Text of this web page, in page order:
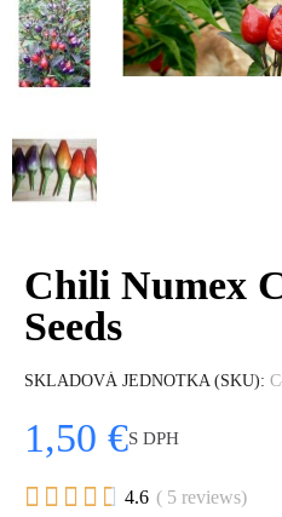
Chili Numex
Seeds
SKLADOVÁ JEDNOTKA (SKU)
1,50 €S DPH
     4.6 ( 5 reviews)